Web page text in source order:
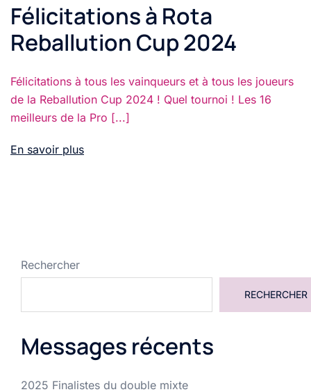
Félicitations à Rota
Reballution Cup 2024
Félicitations à tous les vainqueurs et à tous les joueurs
de la Reballution Cup 2024 ! Quel tournoi ! Les 16
meilleurs de la Pro [...]
En savoir plus
Rechercher
RECHERCHER
Messages récents
2025 Finalistes du double mixte